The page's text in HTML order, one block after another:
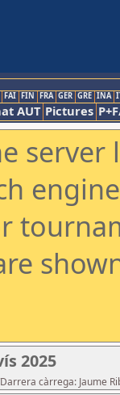
FAI FIN FRA GER GRE INA
AUT Pictures
2025
càrrega: Jaume